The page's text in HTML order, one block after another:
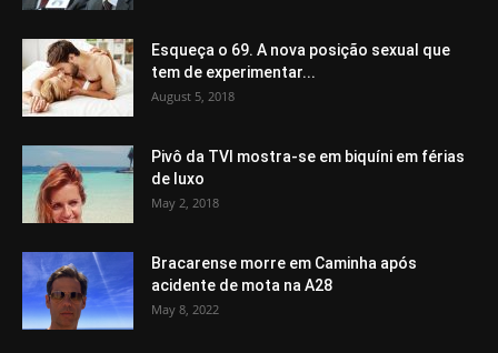
Esqueça o 69. A nova posição sexual que
tem de experimentar...
August 5, 2018
Pivô da TVI mostra-se em biquíni em férias
de luxo
May 2, 2018
Bracarense morre em Caminha após
acidente de mota na A28
May 8, 2022